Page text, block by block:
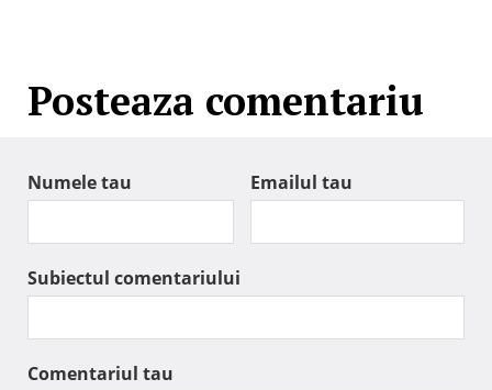
Posteaza comentariu
Numele tau Emailul tau
Subiectul comentariului
Comentariul tau